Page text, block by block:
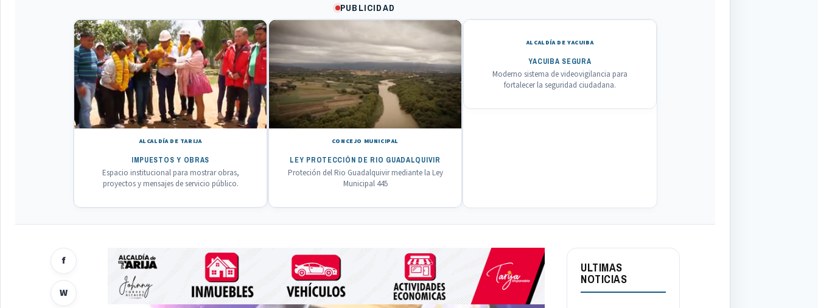
PUBLICIDAD
ALCALDÍA DE TARIJA
IMPUESTOS Y OBRAS
Espacio institucional para mostrar obras,
proyectos y mensajes de servicio público.
CONCEJO MUNICIPAL
LEY PROTECCIÓN DE RIO GUADALQUIVIR
Proteción del Rio Guadalquivir mediante la Ley
Municipal 445
ALCALDÍA DE YACUIBA
YACUIBA SEGURA
Moderno sistema de videovigilancia para
fortalecer la seguridad ciudadana.
f
W
ULTIMAS
NOTICIAS